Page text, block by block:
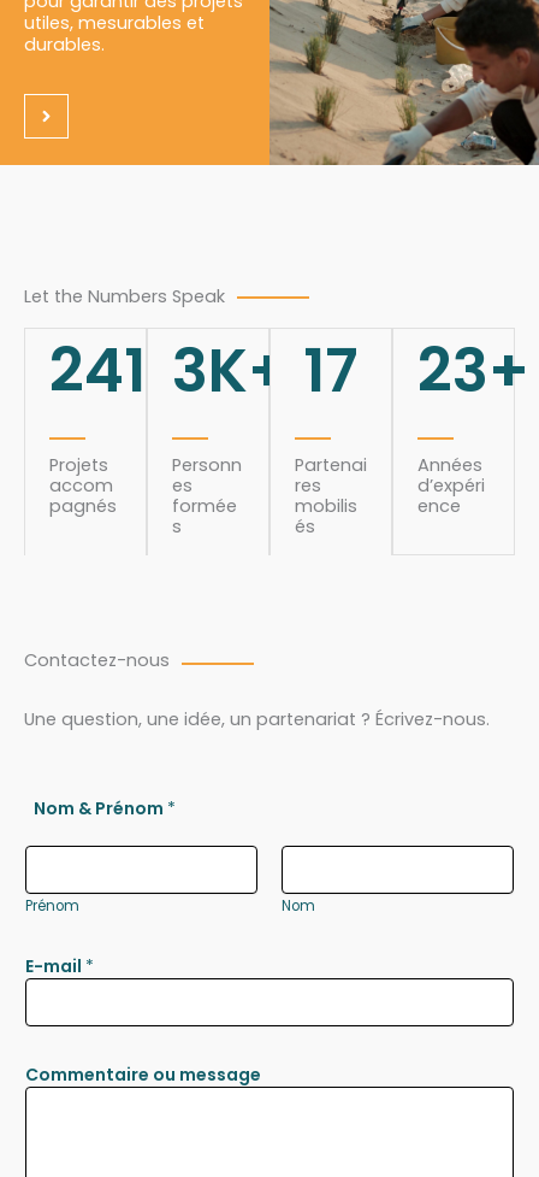
Let the Numbers Speak
utiles, mesurables et
durables.
241
Projets
accom
pagnés
3K+
Personn
es
formée
s
17
Partenai
res
mobilis
és
23+
Années
d’expéri
ence
Contactez-nous
Une question, une idée, un partenariat ? Écrivez-nous.
Nom & Prénom *
Prénom Nom
E-mail *
Commentaire ou message